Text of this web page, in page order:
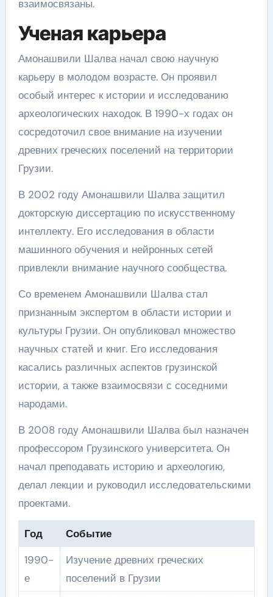
взаимосвязаны.
Ученая карьера
Амонашвили Шалва начал свою научную
карьеру в молодом возрасте. Он проявил
особый интерес к истории и исследованию
археологических находок. В 1990-х годах он
сосредоточил свое внимание на изучении
древних греческих поселений на территории
Грузии.
В 2002 году Амонашвили Шалва защитил
докторскую диссертацию по искусственному
интеллекту. Его исследования в области
машинного обучения и нейронных сетей
привлекли внимание научного сообщества.
Со временем Амонашвили Шалва стал
признанным экспертом в области истории и
культуры Грузии. Он опубликовал множество
научных статей и книг. Его исследования
касались различных аспектов грузинской
истории, а также взаимосвязи с соседними
народами.
В 2008 году Амонашвили Шалва был назначен
профессором Грузинского университета. Он
начал преподавать историю и археологию,
делал лекции и руководил исследовательскими
проектами.
Год
Событие
1990-
е
Изучение древних греческих
поселений в Грузии